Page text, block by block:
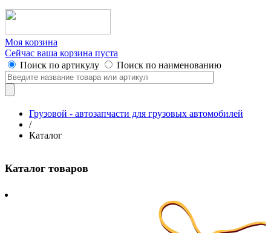
Моя корзина
Сейчас ваша корзина пуста
Поиск по артикулу
Поиск по наименованию
Грузовой - автозапчасти для грузовых автомобилей
/
Каталог
Каталог товаров